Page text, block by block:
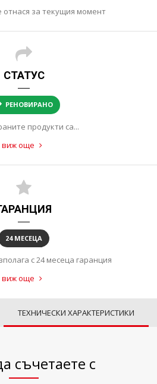
отнася за текущия момент
СТАТУС
РЕНОВИРАНО
продукти са...
виж още
24 МЕСЕЦА
с 24 месеца гаранция
виж още
ТЕХНИЧЕСКИ ХАРАКТЕРИСТИКИ
съчетаете с